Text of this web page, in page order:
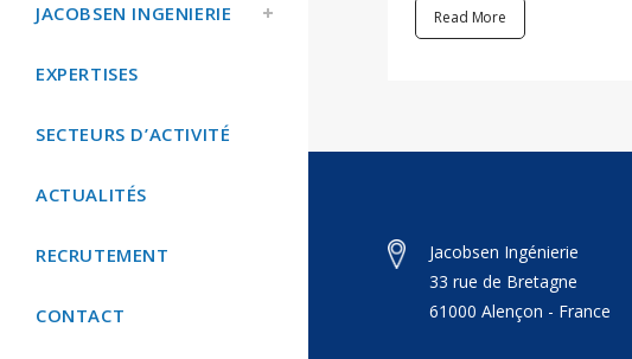
JACOBSEN INGENIERIE
EXPERTISES
SECTEURS D’ACTIVITÉ
ACTUALITÉS
RECRUTEMENT
CONTACT
Read More
Jacobsen Ingénierie
33 rue de Bretagne
61000 Alençon - France